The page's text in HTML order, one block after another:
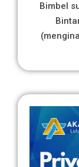
Bimbel